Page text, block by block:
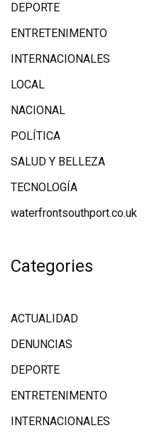
DEPORTE
ENTRETENIMENTO
INTERNACIONALES
LOCAL
NACIONAL
POLÍTICA
SALUD Y BELLEZA
TECNOLOGÍA
waterfrontsouthport.co.uk
Categories
ACTUALIDAD
DENUNCIAS
DEPORTE
ENTRETENIMENTO
INTERNACIONALES